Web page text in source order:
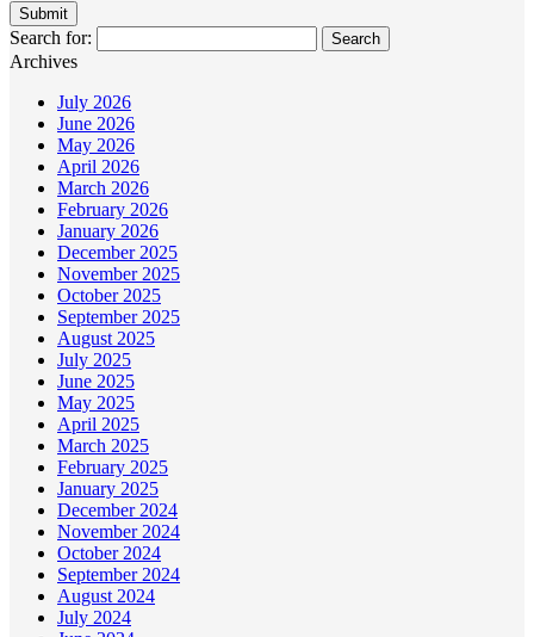
Search for:
Archives
July 2026
June 2026
May 2026
April 2026
March 2026
February 2026
January 2026
December 2025
November 2025
October 2025
September 2025
August 2025
July 2025
June 2025
May 2025
April 2025
March 2025
February 2025
January 2025
December 2024
November 2024
October 2024
September 2024
August 2024
July 2024